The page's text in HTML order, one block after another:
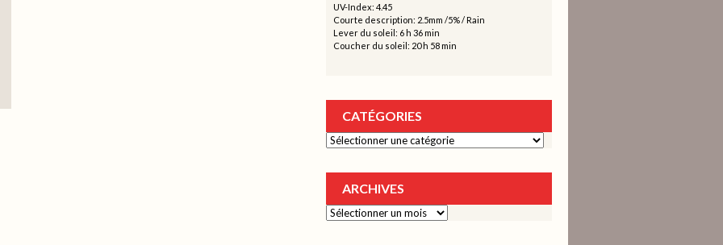
UV-Index: 4.45
Courte description: 2.5mm /5%/Rain
Lever du soleil: 6 h 36 min
Coucher du soleil: 20 h 58 min
CATÉGORIES
Catégories
ARCHIVES
Archives